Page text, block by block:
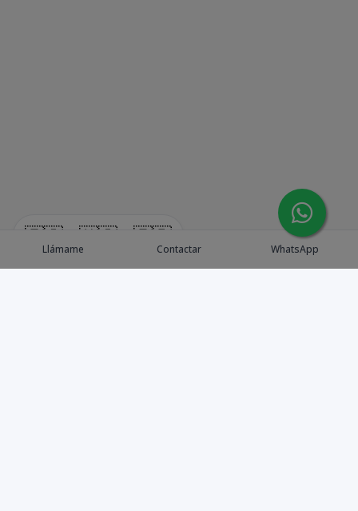
🇪🇸 🇺🇸 🇫🇷
Llámame Contactar WhatsApp